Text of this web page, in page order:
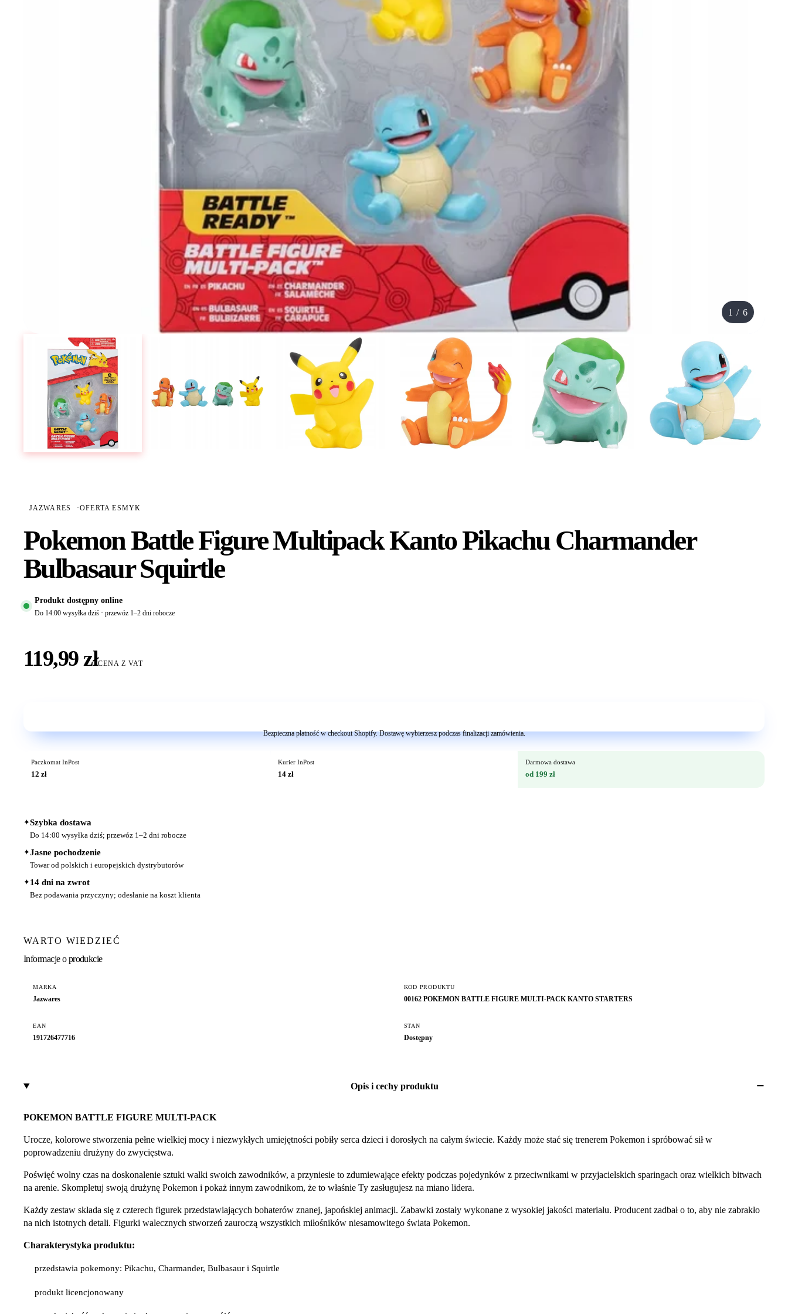
1 / 6
JAZWARES ·OFERTA ESMYK
Pokemon Battle Figure Multipack Kanto Pikachu Charmander
Bulbasaur Squirtle
Produkt dostępny online
Do 14:00 wysyłka dziś · przewóz 1–2 dni robocze
119,99 złCENA Z VAT
Bezpieczna płatność w checkout Shopify. Dostawę wybierzesz podczas finalizacji zamówienia.
Paczkomat InPost
12 zł
Kurier InPost
14 zł
Darmowa dostawa
od 199 zł
✦Szybka dostawa
Do 14:00 wysyłka dziś; przewóz 1–2 dni robocze
✦Jasne pochodzenie
Towar od polskich i europejskich dystrybutorów
✦14 dni na zwrot
Bez podawania przyczyny; odesłanie na koszt klienta
WARTO WIEDZIEĆ
Informacje o produkcie
MARKA
Jazwares
KOD PRODUKTU
00162 POKEMON BATTLE FIGURE MULTI-PACK KANTO STARTERS
EAN
191726477716
STAN
Dostępny
Opis i cechy produktu
POKEMON BATTLE FIGURE MULTI-PACK
Urocze, kolorowe stworzenia pełne wielkiej mocy i niezwykłych umiejętności pobiły serca dzieci i dorosłych na całym świecie. Każdy może stać się trenerem Pokemon i spróbować sił w
poprowadzeniu drużyny do zwycięstwa.
Poświęć wolny czas na doskonalenie sztuki walki swoich zawodników, a przyniesie to zdumiewające efekty podczas pojedynków z przeciwnikami w przyjacielskich sparingach oraz wielkich bitwach
na arenie. Skompletuj swoją drużynę Pokemon i pokaż innym zawodnikom, że to właśnie Ty zasługujesz na miano lidera.
Każdy zestaw składa się z czterech figurek przedstawiających bohaterów znanej, japońskiej animacji. Zabawki zostały wykonane z wysokiej jakości materiału. Producent zadbał o to, aby nie zabrakło
na nich istotnych detali. Figurki walecznych stworzeń zauroczą wszystkich miłośników niesamowitego świata Pokemon.
Charakterystyka produktu:
przedstawia pokemony: Pikachu, Charmander, Bulbasaur i Squirtle
produkt licencjonowany